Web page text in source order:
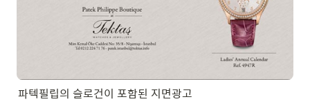
파텍필립의 슬로건이 포함된 지면광고